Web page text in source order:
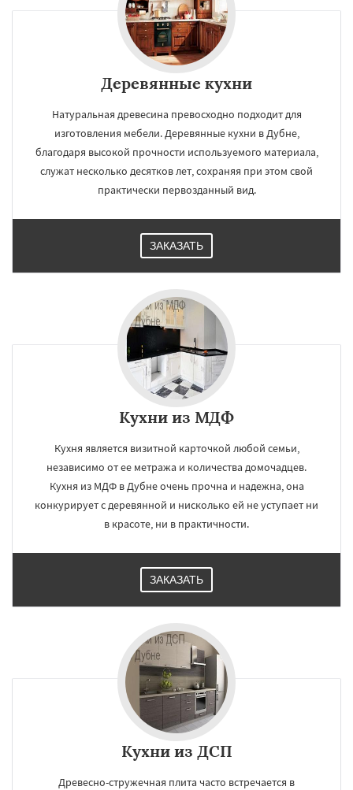
Деревянные кухни
Натуральная древесина превосходно подходит для
изготовления мебели. Деревянные кухни в Дубне,
благодаря высокой прочности используемого материала,
служат несколько десятков лет, сохраняя при этом свой
практически первозданный вид.
ЗАКАЗАТЬ
Кухни из МДФ
Кухня является визитной карточкой любой семьи,
независимо от ее метража и количества домочадцев.
Кухня из МДФ в Дубне очень прочна и надежна, она
конкурирует с деревянной и нисколько ей не уступает ни
в красоте, ни в практичности.
ЗАКАЗАТЬ
Кухни из ДСП
Древесно-стружечная плита часто встречается в